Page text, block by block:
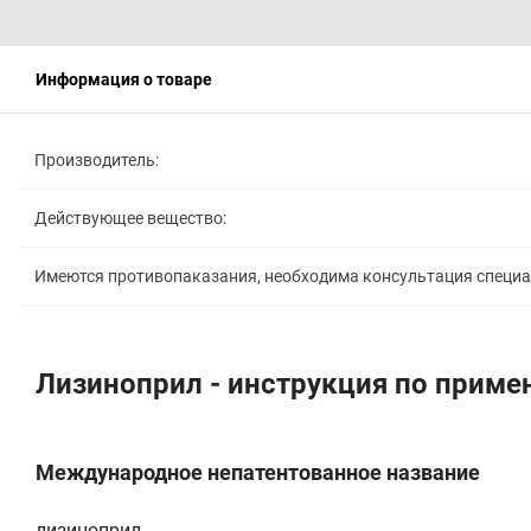
Информация о товаре
Производитель:
Действующее вещество:
Имеются противопаказания, необходима консультация
Лизиноприл - инструкция по
Международное непатентованное название